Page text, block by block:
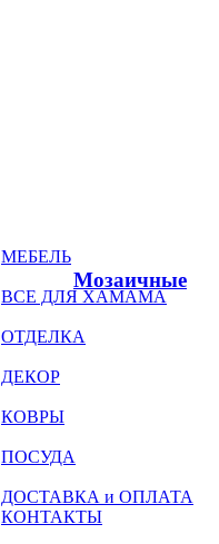
Мозаичные
МЕБЕЛЬ
ВСЕ ДЛЯ ХАМАМА
ОТДЕЛКА
ДЕКОР
КОВРЫ
ПОСУДА
ДОСТАВКА и ОПЛАТА
КОНТАКТЫ